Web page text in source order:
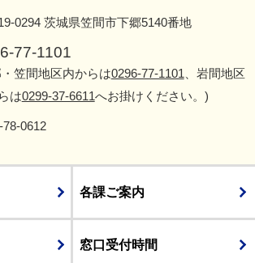
0294 茨城県笠間市下郷5140番地
77-1101
笠間地区内からは0296-77-1101 、岩間地区
は0299-37-6611へお掛けください。)
78-0612
各課ご案内
窓口受付時間